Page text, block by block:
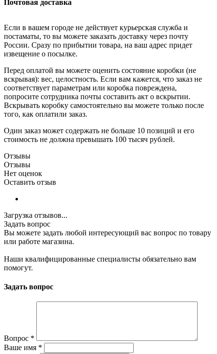
Почтовая доставка
Если в вашем городе не действует курьерская служба и
постаматы, то вы можете заказать доставку через почту
России. Сразу по прибытии товара, на ваш адрес придет
извещение о посылке.
Перед оплатой вы можете оценить состояние коробки (не
вскрывая): вес, целостность. Если вам кажется, что заказ не
соответствует параметрам или коробка повреждена,
попросите сотрудника почты составить акт о вскрытии.
Вскрывать коробку самостоятельно вы можете только после
того, как оплатили заказ.
Один заказ может содержать не больше 10 позиций и его
стоимость не должна превышать 100 тысяч рублей.
Отзывы
Отзывы
Нет оценок
Оставить отзыв
Загрузка отзывов...
Задать вопрос
Вы можете задать любой интересующий вас вопрос по товару
или работе магазина.
Наши квалифицированные специалисты обязательно вам
помогут.
Задать вопрос
Вопрос *
Ваше имя *